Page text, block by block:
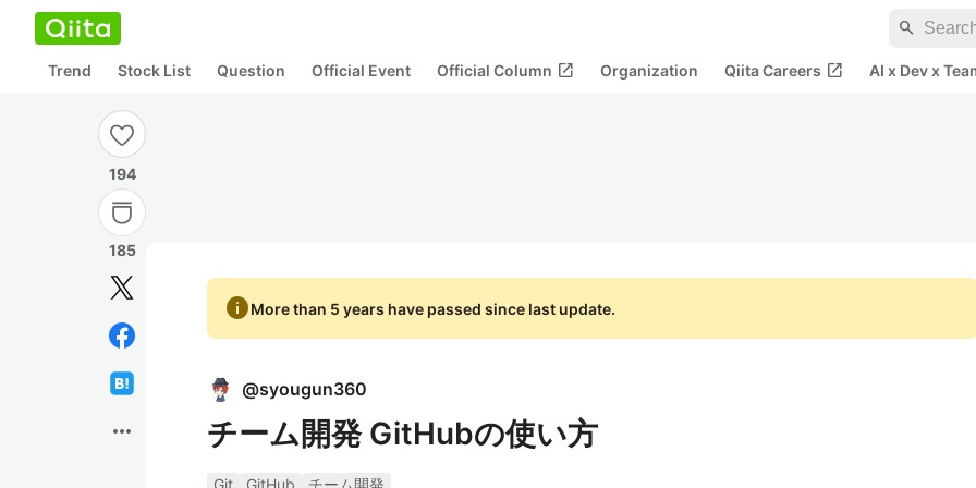
search
Trend Stock List Question Official Event Official Column open_in_new Organization Qiita Careers open_in_new AI x Dev x
194
185
more_horiz
infoMore than 5 years have passed since last update.
@syougun360
チーム開発 GitHubの使い方
Git GitHub
チーム開発